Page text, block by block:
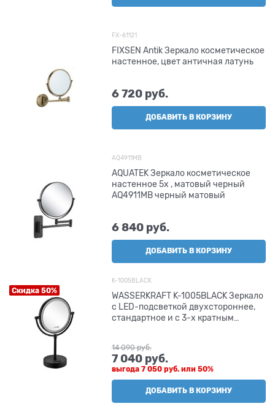
FX-61121
FIXSEN Antik Зеркало косметическое
настенное, цвет античная латунь
6 720 руб.
ДОБАВИТЬ В КОРЗИНУ
AQ4911MB
AQUATEK Зеркало косметическое
настенное 5х , матовый черный
AQ4911MB черный матовый
6 840 руб.
ДОБАВИТЬ В КОРЗИНУ
Скидка 50%
K-1005BLACK
WASSERKRAFT K-1005BLACK Зеркало
с LED-подсветкой двухстороннее,
стандартное и с 3-х кратным
14 090 руб.
7 040 руб.
выгода7 050 руб. или50%
ДОБАВИТЬ В КОРЗИНУ